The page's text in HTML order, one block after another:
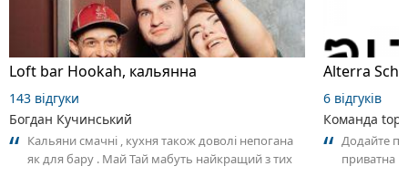
Loft bar Hookah, кальянна
143 відгуки
Богдан Кучинський
Кальяни смачні , кухня також доволі непогана
як для бару . Май Тай мабуть найкращий з тих
6 відгуків
Команда
Додайте
приватна